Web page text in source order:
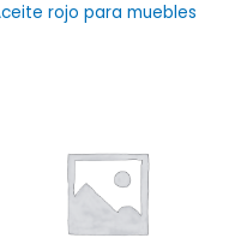
rojo para muebles